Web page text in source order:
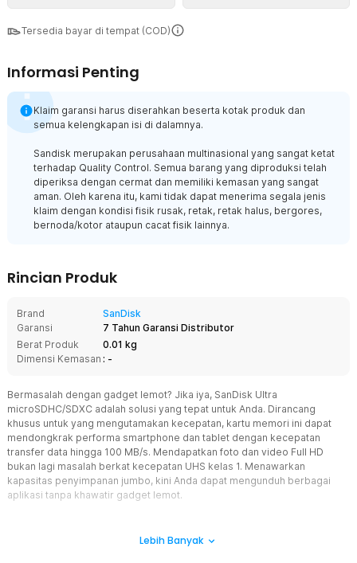
Tersedia bayar di tempat (COD)
Informasi Penting
Klaim garansi harus diserahkan beserta kotak produk dan
semua kelengkapan isi di dalamnya.
Sandisk merupakan perusahaan multinasional yang sangat ketat
terhadap Quality Control. Semua barang yang diproduksi telah
diperiksa dengan cermat dan memiliki kemasan yang sangat
aman. Oleh karena itu, kami tidak dapat menerima segala jenis
klaim dengan kondisi fisik rusak, retak, retak halus, bergores,
bernoda/kotor ataupun cacat fisik lainnya.
Rincian Produk
Brand
SanDisk
Garansi
7 Tahun Garansi Distributor
Berat Produk
0.01 kg
Dimensi Kemasan : -
Bermasalah dengan gadget lemot? Jika iya, SanDisk Ultra
microSDHC/SDXC adalah solusi yang tepat untuk Anda. Dirancang
khusus untuk yang mengutamakan kecepatan, kartu memori ini dapat
mendongkrak performa smartphone dan tablet dengan kecepatan
transfer data hingga 100 MB/s. Mendapatkan foto dan video Full HD
bukan lagi masalah berkat kecepatan UHS kelas 1. Menawarkan
kapasitas penyimpanan jumbo, kini Anda dapat mengunduh berbagai
aplikasi tanpa khawatir gadget lemot.
Lebih Banyak